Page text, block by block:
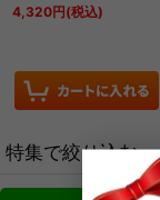
4,320円(税込)
特集で絞り込む